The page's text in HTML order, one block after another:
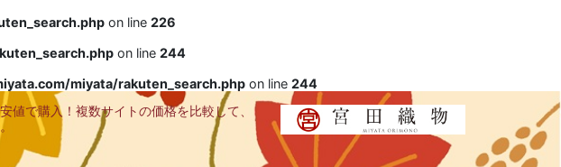
on line 226
on line 244
miyata/rakuten_search.php on line 244
値で購入！複数サイトの価格を比較して、